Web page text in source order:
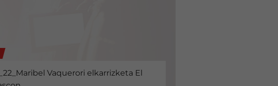
Vaquerori elkarrizketa El